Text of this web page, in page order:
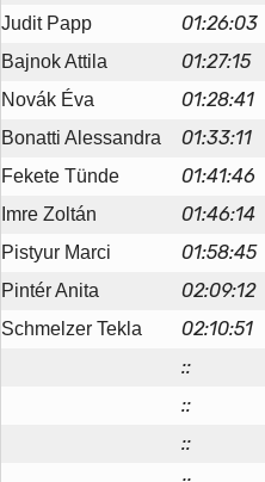
Judit Papp
01:26:03
Bajnok Attila
01:27:15
Novák Éva
01:28:41
Bonatti Alessandra
01:33:11
Fekete Tünde
01:41:46
Imre Zoltán
01:46:14
Pistyur Marci
01:58:45
Pintér Anita
02:09:12
Schmelzer Tekla
02:10:51
::
::
::